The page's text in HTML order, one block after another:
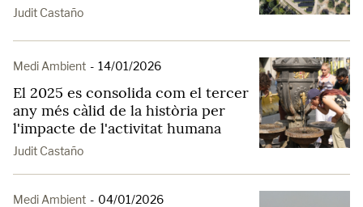
Judit Castaño
Medi Ambient - 14/01/2026
El 2025 es consolida com el tercer
any més càlid de la història per
l'impacte de l'activitat humana
Judit Castaño
Medi Ambient - 04/01/2026